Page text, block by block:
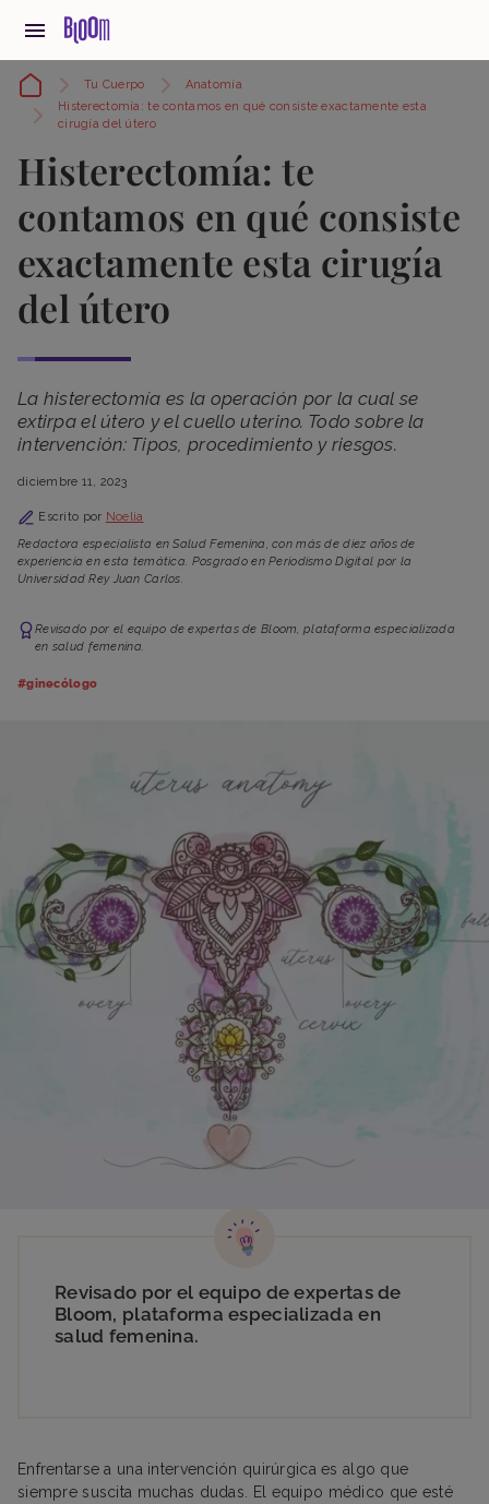
Tu Cuerpo
Anatomía
Histerectomía: te contamos en qué consiste exactamente esta
cirugía del útero
Histerectomía: te
contamos en qué consiste
exactamente esta cirugía
del útero
La histerectomía es la operación por la cual se
extirpa el útero y el cuello uterino. Todo sobre la
intervención: Tipos, procedimiento y riesgos.
diciembre 11, 2023
Escrito por Noelia
Redactora especialista en Salud Femenina, con más de diez años de
experiencia en esta temática. Posgrado en Periodismo Digital por la
Universidad Rey Juan Carlos.
Revisado por el equipo de expertas de Bloom, plataforma especializada
en salud femenina.
#ginecólogo
Revisado por el equipo de expertas de
Bloom, plataforma especializada en
salud femenina.
Enfrentarse a una intervención quirúrgica es algo que
siempre suscita muchas dudas. El equipo médico que esté